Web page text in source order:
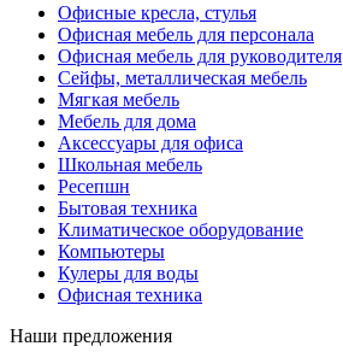
Офисные кресла, стулья
Офисная мебель для персонала
Офисная мебель для руководителя
Сейфы, металлическая мебель
Мягкая мебель
Мебель для дома
Аксессуары для офиса
Школьная мебель
Ресепшн
Бытовая техника
Климатическое оборудование
Компьютеры
Кулеры для воды
Офисная техника
Наши предложения